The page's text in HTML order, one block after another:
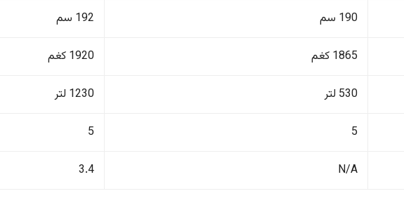
190 سم 192 سم
1865 كغم 1920 كغم
530 لتر 1230 لتر
5
5
N/A
3.4